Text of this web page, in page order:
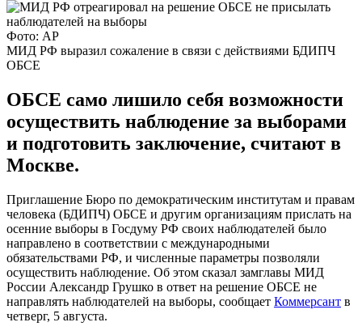
Фото: AP
МИД РФ выразил сожаление в связи с действиями БДИПЧ
ОБСЕ
ОБСЕ само лишило себя возможности
осуществить наблюдение за выборами
и подготовить заключение, считают в
Москве.
Приглашение Бюро по демократическим институтам и правам
человека (БДИПЧ) ОБСЕ и другим организациям прислать на
осенние выборы в Госдуму РФ своих наблюдателей было
направлено в соответствии с международными
обязательствами РФ, и численные параметры позволяли
осуществить наблюдение. Об этом сказал замглавы МИД
России Александр Грушко в ответ на решение ОБСЕ не
направлять наблюдателей на выборы, сообщает Коммерсант в
четверг, 5 августа.